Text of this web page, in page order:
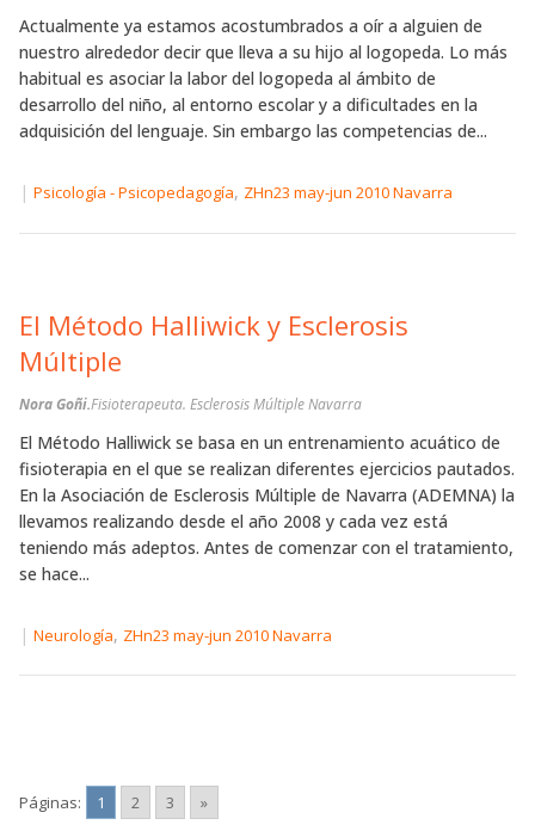
Actualmente ya estamos acostumbrados a oír a alguien de
nuestro alrededor decir que lleva a su hijo al logopeda. Lo más
habitual es asociar la labor del logopeda al ámbito de
desarrollo del niño, al entorno escolar y a dificultades en la
adquisición del lenguaje. Sin embargo las competencias de...
| Psicología - Psicopedagogía, ZHn23 may-jun 2010 Navarra
El Método Halliwick y Esclerosis
Múltiple
Nora Goñi.Fisioterapeuta. Esclerosis Múltiple Navarra
El Método Halliwick se basa en un entrenamiento acuático de
fisioterapia en el que se realizan diferentes ejercicios pautados.
En la Asociación de Esclerosis Múltiple de Navarra (ADEMNA) la
llevamos realizando desde el año 2008 y cada vez está
teniendo más adeptos. Antes de comenzar con el tratamiento,
se hace...
| Neurología, ZHn23 may-jun 2010 Navarra
Páginas: 1 2 3 »